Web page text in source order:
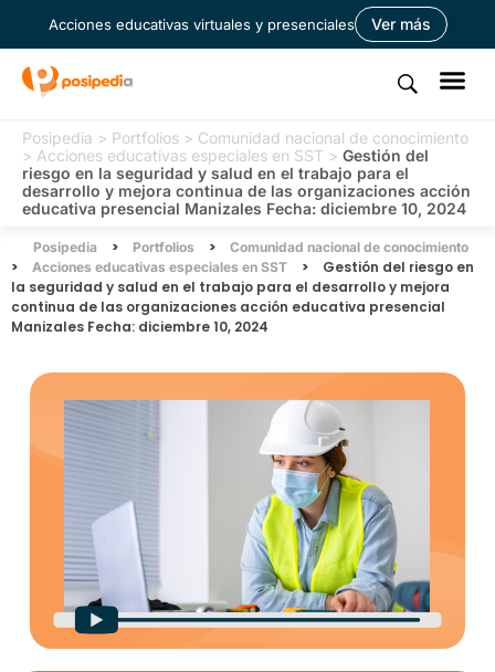
Acciones educativas virtuales y presenciales Ver más
Posipedia > Portfolios > Comunidad nacional de conocimiento
> Acciones educativas especiales en SST > Gestión del
riesgo en la seguridad y salud en el trabajo para el
desarrollo y mejora continua de las organizaciones acción
educativa presencial Manizales Fecha: diciembre 10, 2024
Posipedia > Portfolios > Comunidad nacional de conocimiento
> Acciones educativas especiales en SST >
Gestión del riesgo en
la seguridad y salud en el trabajo para el desarrollo y mejora
continua de las organizaciones acción educativa presencial
Manizales Fecha: diciembre 10, 2024